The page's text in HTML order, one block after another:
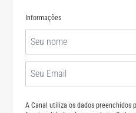
Informações
A Canal utiliza os dados preenchidos